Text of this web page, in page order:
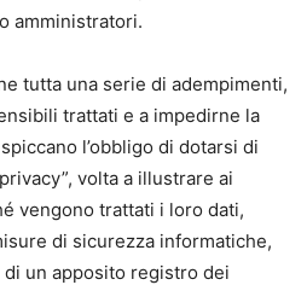
amministratori.
tutta una serie di adempimenti,
trattati e a impedirne la
l’obbligo di dotarsi di
volta a illustrare ai
vengono trattati i loro dati,
di sicurezza informatiche,
un apposito registro dei